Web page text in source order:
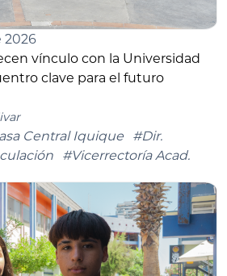
2026
vínculo con la Universidad
clave para el futuro
Central Iquique
#Dir.
#Vicerrectoría Acad.